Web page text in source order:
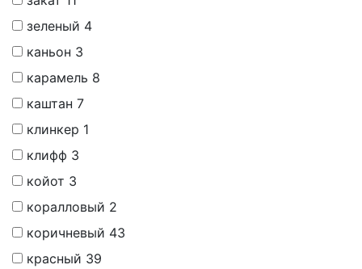
зеленый 4
каньон 3
карамель 8
каштан 7
клинкер 1
клифф 3
койот 3
коралловый 2
коричневый 43
красный 39